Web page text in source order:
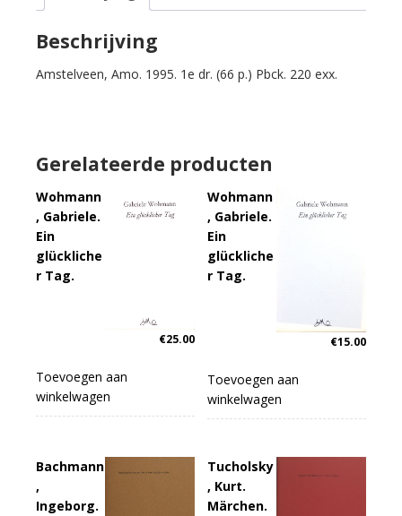
in
Borgerhout.
voor
Beschrijving
Amstelveen, Amo. 1995. 1e dr. (66 p.) Pbck. 220 exx.
Gerelateerde producten
Wohmann
, Gabriele.
Ein
glückliche
r Tag.
€25.00
Toevoegen aan
winkelwagen
Wohmann
, Gabriele.
Ein
glückliche
r Tag.
€15.00
Toevoegen aan
winkelwagen
Bachmann
,
Ingeborg.
Tucholsky
, Kurt.
Märchen.